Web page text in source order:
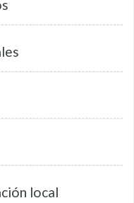
local